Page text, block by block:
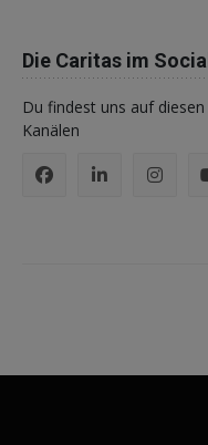
Die Caritas im
Du findest uns auf
Kanälen